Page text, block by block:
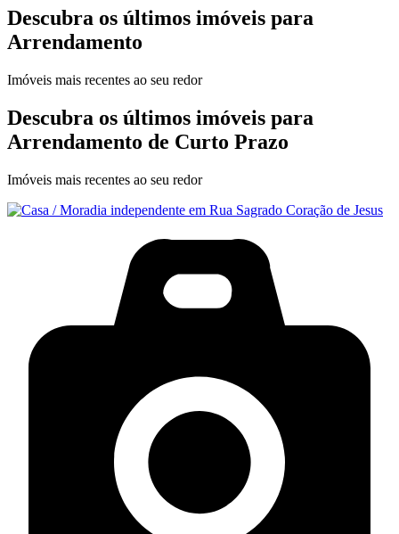
Descubra os últimos imóveis para
Arrendamento
Imóveis mais recentes ao seu redor
Descubra os últimos imóveis para
Arrendamento de Curto Prazo
Imóveis mais recentes ao seu redor